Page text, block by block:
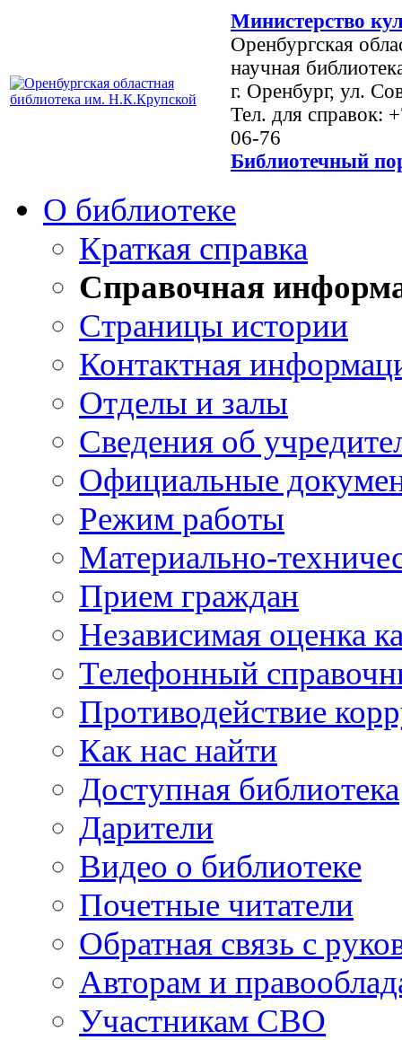
Министерство
Оренбургская
научная
г. Оренбург, ул.
Тел. для справок:
06-76
Библиотечный
О библиотеке
Краткая справка
Справочная
Страницы истории
Контактная
Отделы и залы
Сведения об
Официальные
Режим работы
Материально-
Прием граждан
Независимая оценка
Телефонный
Противодействие
Как нас найти
Доступная библиотека
Дарители
Видео о библиотеке
Почетные читатели
Обратная связь с
Авторам и
Участникам СВО